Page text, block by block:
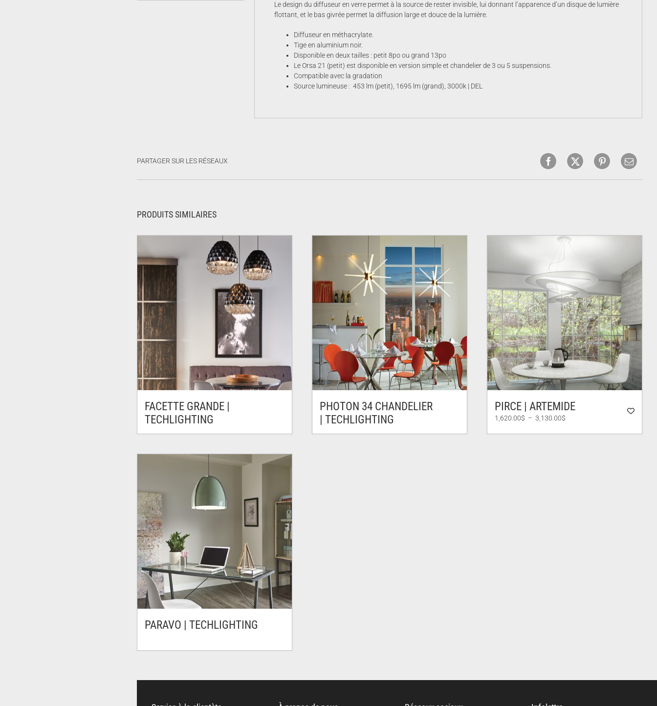
Le design du diffuseur en verre permet à la source de rester invisible, lui donnant l’apparence d’un disque de lumière
flottant, et le bas givrée permet la diffusion large et douce de la lumière.
Diffuseur en méthacrylate.
Tige en aluminium noir.
Disponible en deux tailles : petit 8po ou grand 13po
Le Orsa 21 (petit) est disponible en version simple et chandelier de 3 ou 5 suspensions.
Compatible avec la gradation
Source lumineuse : 453 lm (petit), 1695 lm (grand), 3000k | DEL
PARTAGER SUR LES RÉSEAUX
PRODUITS SIMILAIRES
FACETTE GRANDE |
TECHLIGHTING
PHOTON 34 CHANDELIER
| TECHLIGHTING
PIRCE | ARTEMIDE
1,620.00$ – 3,130.00$
PARAVO | TECHLIGHTING